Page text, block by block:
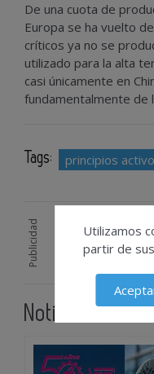
De una cuota de
Europa se ha vuelto
críticos ya no se
utilizado para la alta
casi únicamente en
fundamentalmente de
Tags: principios
Publicidad
Noticias
Utilizamos
partir de